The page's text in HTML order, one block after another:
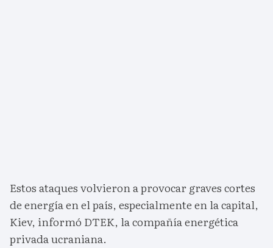
Estos ataques volvieron a provocar graves cortes
de energía en el país, especialmente en la capital,
Kiev, informó DTEK, la compañía energética
privada ucraniana.